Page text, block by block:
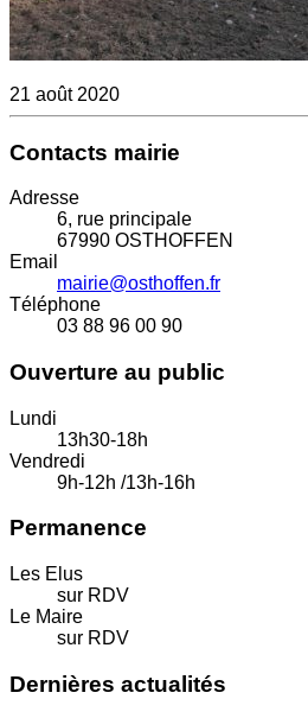
21 août 2020
Contacts mairie
Adresse
6, rue principale
67990 OSTHOFFEN
Email
mairie@osthoffen.fr
Téléphone
03 88 96 00 90
Ouverture au public
Lundi
13h30-18h
Vendredi
9h-12h /13h-16h
Permanence
Les Elus
sur RDV
Le Maire
sur RDV
Dernières actualités